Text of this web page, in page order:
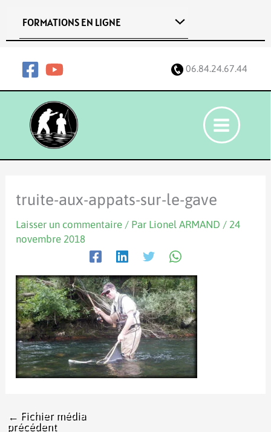
FORMATIONS EN LIGNE
06.84.24.67.44
truite-aux-appats-sur-le-gave
Laisser un commentaire / Par Lionel ARMAND / 24
novembre 2018
← Fichier média
précédent